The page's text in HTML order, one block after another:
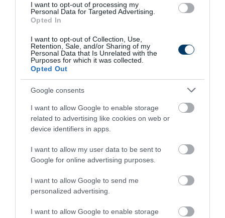
I want to opt-out of processing my
Personal Data for Targeted Advertising.
Opted In
I want to opt-out of Collection, Use,
Retention, Sale, and/or Sharing of my
Personal Data that Is Unrelated with the
Purposes for which it was collected.
Opted Out
Google consents
I want to allow Google to enable storage
related to advertising like cookies on web or
device identifiers in apps.
I want to allow my user data to be sent to
Google for online advertising purposes.
I want to allow Google to send me
personalized advertising.
I want to allow Google to enable storage
433 78
6 h 31 min
Fungus Dries Up And Falls Off After The First